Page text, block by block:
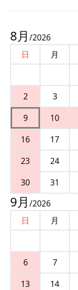
8月 /2026
日
月
2
3
9
10
16
17
23
24
30
31
9月 /2026
日
月
6
7
13
14